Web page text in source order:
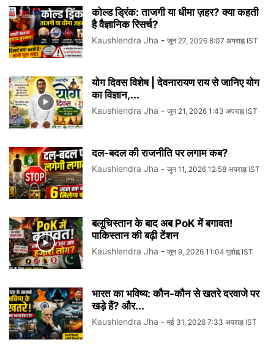
कोल्ड ड्रिंक: ताजगी या धीमा ज़हर? क्या कहती
है वैज्ञानिक रिसर्च?
Kaushlendra Jha - जून 27, 2026 8:07 अपराह्न IST
योग दिवस विशेष | देवनारायण राय से जानिए योग
का विज्ञान,...
Kaushlendra Jha - जून 21, 2026 1:43 अपराह्न IST
दल-बदल की राजनीति पर लगाम कब?
Kaushlendra Jha - जून 11, 2026 12:58 अपराह्न IST
बलूचिस्तान के बाद अब PoK में बगावत!
पाकिस्तान की बढ़ी टेंशन
Kaushlendra Jha - जून 9, 2026 11:04 पूर्वाह्न IST
भारत का भविष्य: कौन-कौन से खतरे दरवाजे पर
खड़े हैं? और...
Kaushlendra Jha - मई 31, 2026 7:33 अपराह्न IST